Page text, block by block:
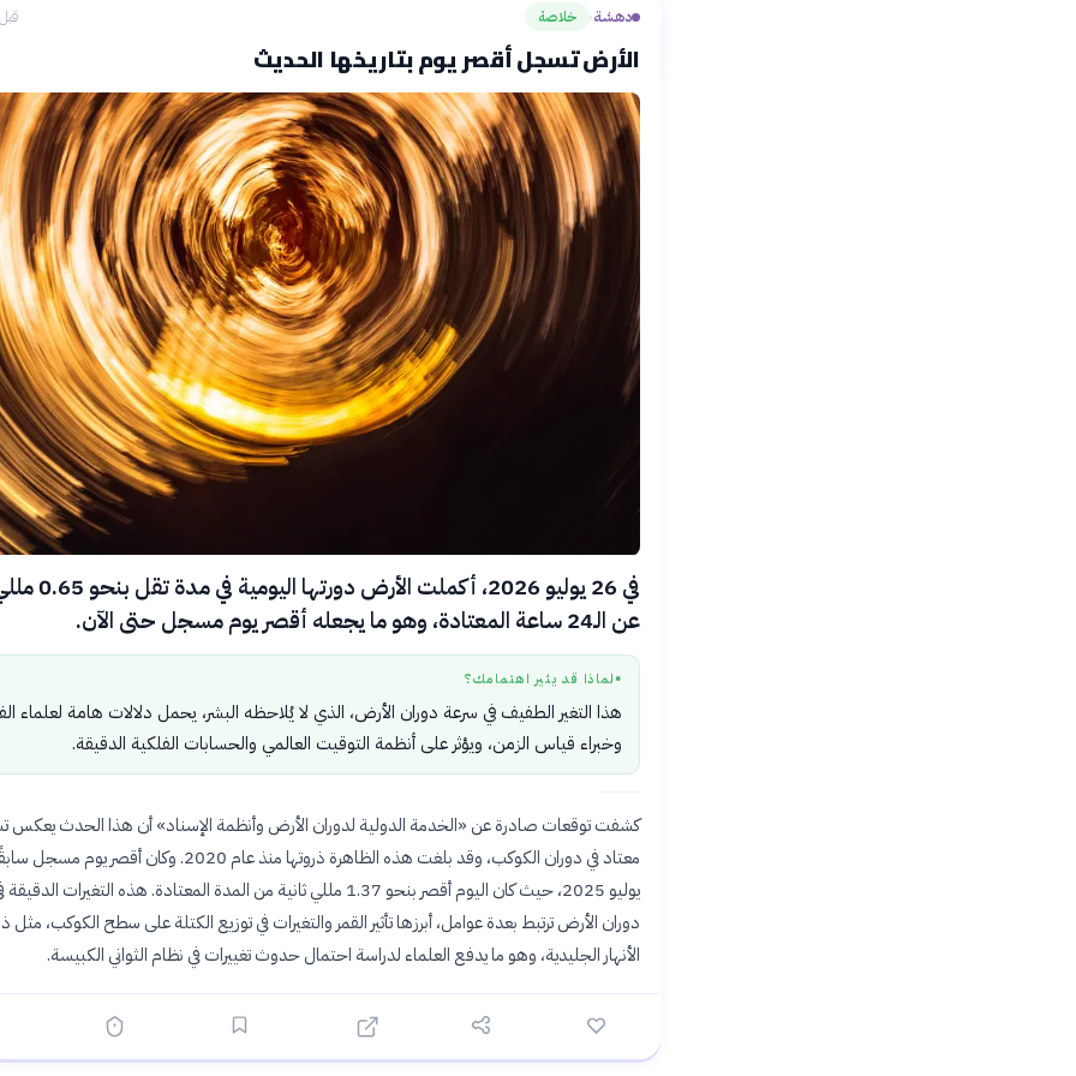
دهشة› خلاصة قبل 8
الأرض تسجل أقصر يوم بتاريخها الحديث
في 26 يوليو 2026، أكملت
عن الـ24 ساعة المعتادة، وهو ما يجعله أقصر يوم مسجل حتى الآن.
● لماذا قد يثير اهتمامك؟
هذا التغير الطفيف في سرعة دوران الأرض، الذي لا يُلاحظه البشر، يحمل دلالات هامة لعلماء
وخبراء قياس الزمن، ويؤثر على أنظمة التوقيت العالمي والحسابات الفلكية الدقيقة.
كشفت توقعات صادرة عن «الخدمة الدولية لدوران الأرض وأنظمة الإسناد» أن هذا الحدث يعكس
يوليو 2025، حيث كان اليوم أقصر بنحو 1.37 مللي ثانية من المدة المعتادة. هذه التغيرات
دوران الأرض ترتبط بعدة عوامل، أبرزها تأثير القمر والتغيرات في توزيع الكتلة على سطح الكوكب، مثل
الأنهار الجليدية، وهو ما يدفع العلماء لدراسة احتمال حدوث تغييرات في نظام الثواني الكبيسة.